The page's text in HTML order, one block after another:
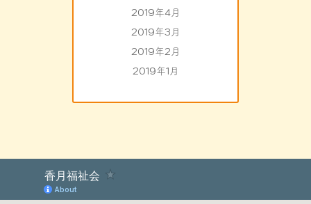
2019年4月
2019年3月
2019年2月
2019年1月